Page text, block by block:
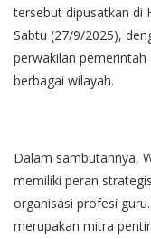
tersebut dipusatkan di
Sabtu (27/9/2025),
perwakilan
berbagai wilayah.
Dalam sambutannya,
memiliki peran
organisasi profesi
merupakan mitra